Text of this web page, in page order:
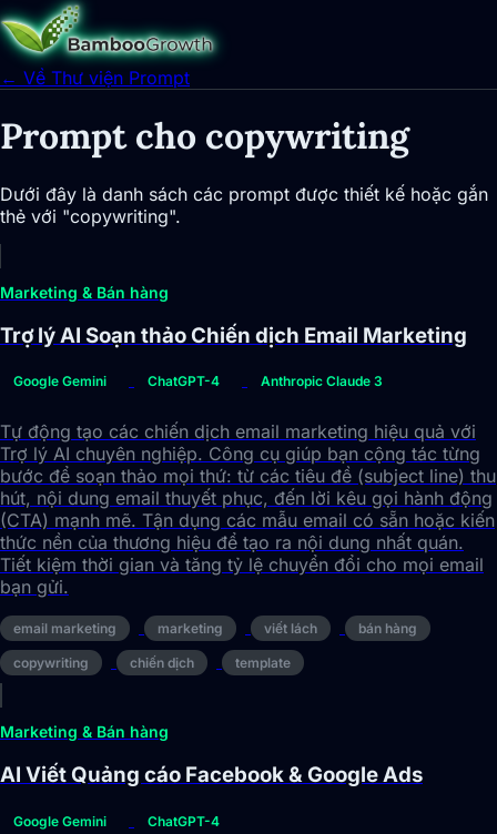
← Về Thư viện Prompt
Prompt cho copywriting
Dưới đây là danh sách các prompt được thiết kế hoặc gắn
thẻ với "copywriting".
Marketing & Bán hàng
Trợ lý AI Soạn thảo Chiến dịch Email Marketing
Google Gemini ChatGPT-4 Anthropic Claude 3
Tự động tạo các chiến dịch email marketing hiệu quả với
Trợ lý AI chuyên nghiệp. Công cụ giúp bạn cộng tác từng
bước để soạn thảo mọi thứ: từ các tiêu đề (subject line) thu
hút, nội dung email thuyết phục, đến lời kêu gọi hành động
(CTA) mạnh mẽ. Tận dụng các mẫu email có sẵn hoặc kiến
thức nền của thương hiệu để tạo ra nội dung nhất quán.
Tiết kiệm thời gian và tăng tỷ lệ chuyển đổi cho mọi email
bạn gửi.
email marketing marketing viết lách bán hàng
copywriting chiến dịch template
Marketing & Bán hàng
AI Viết Quảng cáo Facebook & Google Ads
Google Gemini ChatGPT-4